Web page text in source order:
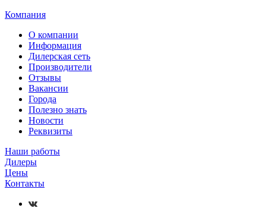
Компания
О компании
Информация
Дилерская сеть
Производители
Отзывы
Вакансии
Города
Полезно знать
Новости
Реквизиты
Наши работы
Дилеры
Цены
Контакты